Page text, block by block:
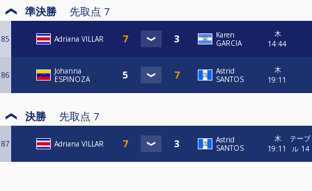
準決勝 先取点 7
85 Adriana VILLAR
Karen
GARCIA
木
14:44
86
Johanna
ESPINOZA
Astrid
SANTOS
木
19:11
決勝 先取点 7
87 Adriana VILLAR
Astrid
SANTOS
木
19:11
テーブ
ル 14